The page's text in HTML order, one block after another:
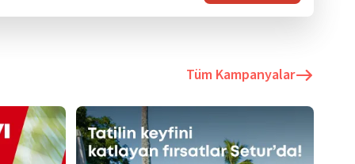
Tüm Kampanyalar